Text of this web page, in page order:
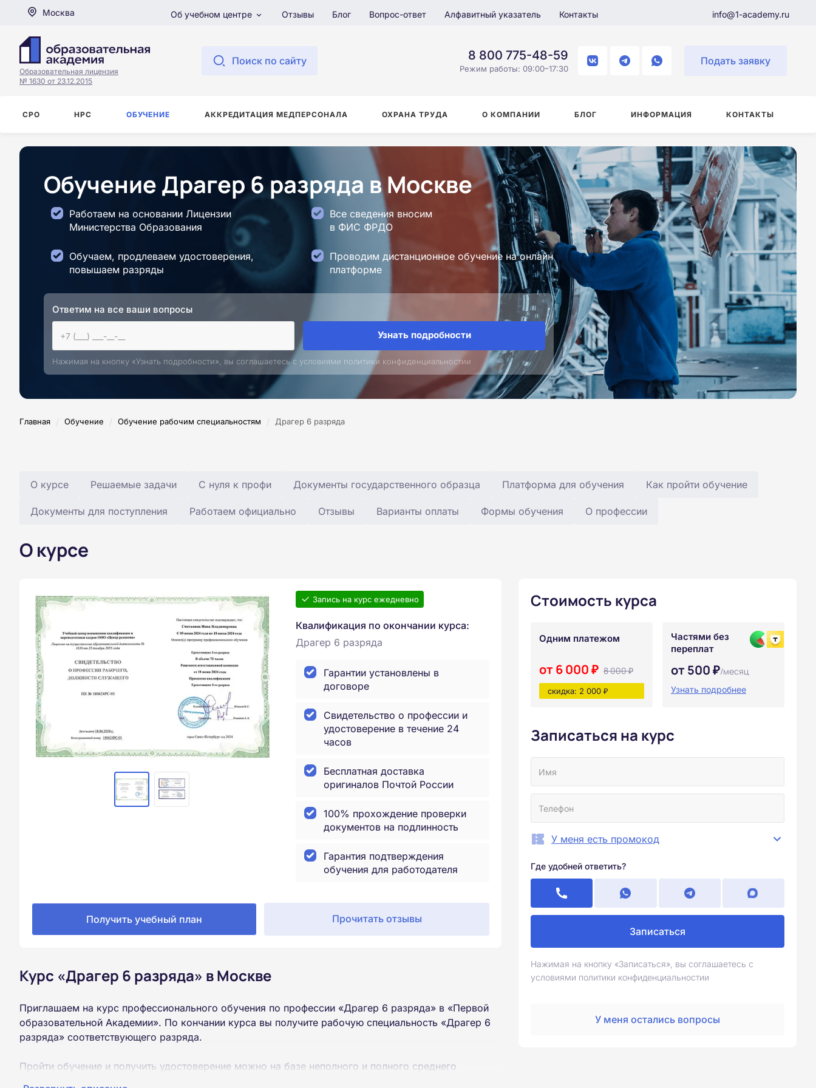
Москва Об учебном центре Отзывы Блог Вопрос-ответ Алфавитный указатель Контакты info@1-academy.ru
Образовательная лицензия
№ 1630 от 23.12.2015
Поиск по сайту 8 800 775-48-59
Режим работы: 09:00–17:30
Подать заявку
СРО НРС ОБУЧЕНИЕ АККРЕДИТАЦИЯ МЕДПЕРСОНАЛА ОХРАНА ТРУДА О КОМПАНИИ БЛОГ ИНФОРМАЦИЯ КОНТАКТЫ
Обучение Драгер 6 разряда в Москве
Работаем на основании Лицензии
Министерства Образования
Все сведения вносим
в ФИС ФРДО
Обучаем, продлеваем удостоверения,
повышаем разряды
Проводим дистанционное обучение на онлайн
платформе
Ответим на все ваши вопросы
Узнать подробности
Нажимая на кнопку «Узнать подробности», вы соглашаетесь с условиями политики конфиденциальностии
Главная / Обучение / Обучение рабочим специальностям / Драгер 6 разряда
О курсе Решаемые задачи С нуля к профи Документы государственного образца Платформа для обучения Как пройти обучение
Документы для поступления Работаем официально Отзывы Варианты оплаты Формы обучения О профессии
О курсе
Запись на курс ежедневно
Квалификация по окончании курса:
Драгер 6 разряда
Гарантии установлены в
договоре
Свидетельство о профессии и
удостоверение в течение 24
часов
Бесплатная доставка
оригиналов Почтой России
100% прохождение проверки
документов на подлинность
Гарантия подтверждения
обучения для работодателя
Получить учебный план Прочитать отзывы
Курс «Драгер 6 разряда» в Москве
Приглашаем на курс профессионального обучения по профессии «Драгер 6 разряда» в «Первой
образовательной Академии». По кончании курса вы получите рабочую специальность «Драгер 6
разряда» соответствующего разряда.
Пройти обучение и получить удостоверение можно на базе неполного и полного среднего
Стоимость курса
Одним платежом
от 6 000 ₽ 8 000 ₽
скидка: 2 000 ₽
Частями без
переплат
от 500 ₽/месяц
Узнать подробнее
Записаться на курс
У меня есть промокод
Где удобней ответить?
Записаться
Нажимая на кнопку «Записаться», вы соглашаетесь с
условиями политики конфиденциальностии
У меня остались вопросы